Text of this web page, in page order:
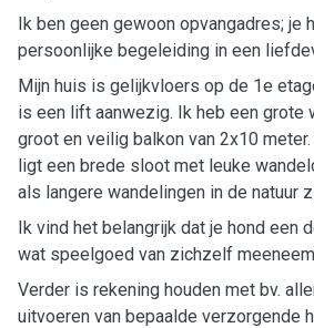
Ik ben geen gewoon opvangadres; je
persoonlijke begeleiding in een
Mijn huis is gelijkvloers op de 1e
is een lift aanwezig. Ik heb een grote
groot en veilig balkon van 2x10
ligt een brede sloot met leuke
als langere wandelingen in de natuur
Ik vind het belangrijk dat je hond een
wat speelgoed van zichzelf
Verder is rekening houden met bv.
uitvoeren van bepaalde verzorgende